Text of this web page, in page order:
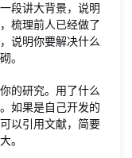
段讲大背景，说明
梳理前人已经做了
说明你要解决什么
。
的研究。用了什么
如果是自己开发的
以引用文献，简要
。